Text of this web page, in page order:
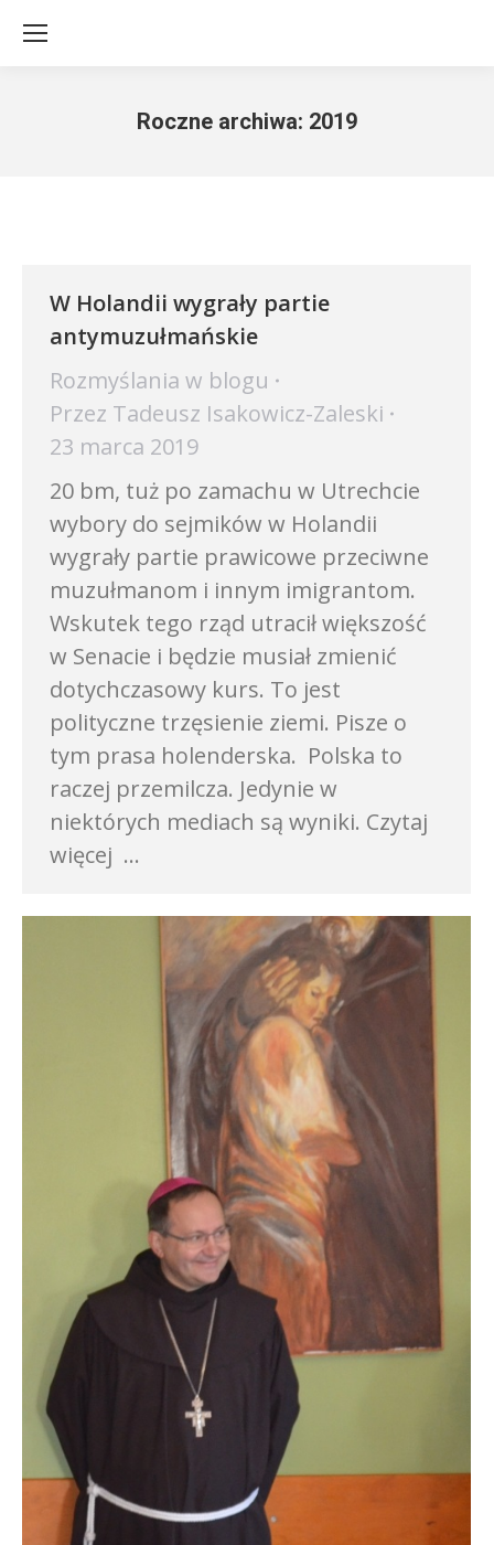
Roczne archiwa: 2019
W Holandii wygrały partie
antymuzułmańskie
Rozmyślania w blogu
Przez Tadeusz Isakowicz-Zaleski
23 marca 2019
20 bm, tuż po zamachu w Utrechcie
wybory do sejmików w Holandii
wygrały partie prawicowe przeciwne
muzułmanom i innym imigrantom.
Wskutek tego rząd utracił większość
w Senacie i będzie musiał zmienić
dotychczasowy kurs. To jest
polityczne trzęsienie ziemi. Pisze o
tym prasa holenderska. Polska to
raczej przemilcza. Jedynie w
niektórych mediach są wyniki. Czytaj
więcej …